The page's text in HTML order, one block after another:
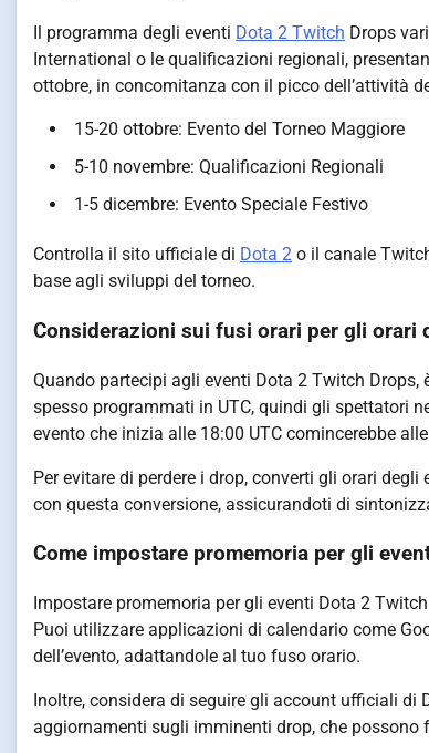
Il programma degli eventi Dota 2 Twitch Drops
International o le qualificazioni regionali,
ottobre, in concomitanza con il picco dell’attività
15-20 ottobre: Evento del Torneo Maggiore
5-10 novembre: Qualificazioni Regionali
1-5 dicembre: Evento Speciale Festivo
Controlla il sito ufficiale di Dota 2 o il canale
base agli sviluppi del torneo.
Considerazioni sui fusi orari per gli orari
Quando partecipi agli eventi Dota 2 Twitch
spesso programmati in UTC, quindi gli spettatori
evento che inizia alle 18:00 UTC comincerebbe
Per evitare di perdere i drop, converti gli orari
con questa conversione, assicurandoti di
Come impostare promemoria per gli
Impostare promemoria per gli eventi Dota 2
Puoi utilizzare applicazioni di calendario come
dell’evento, adattandole al tuo fuso orario.
Inoltre, considera di seguire gli account ufficiali
aggiornamenti sugli imminenti drop, che possono